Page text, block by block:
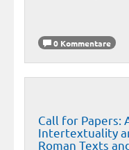
0 Kommentare
Call for Papers:
Intertextuality
Roman Texts